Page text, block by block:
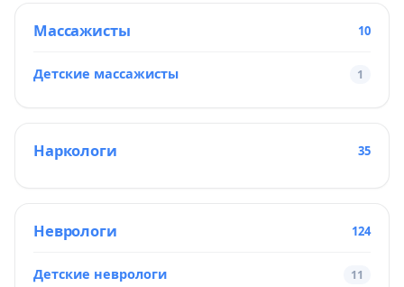
Массажисты 10
Детские массажисты 1
Наркологи 35
Неврологи 124
Детские неврологи 11